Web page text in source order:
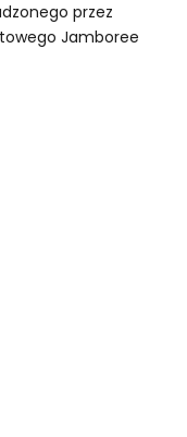
przez
Jamboree